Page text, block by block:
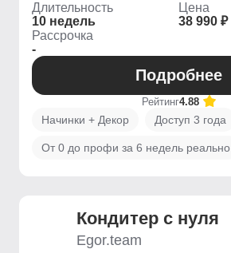
Длительность
10 недель
Цена
38 990 ₽
Рассрочка
-
Подробнее
Рейтинг4.88
Начинки + Декор Доступ 3 года
От 0 до профи за 6 недель реально
Кондитер с нуля
Egor.team